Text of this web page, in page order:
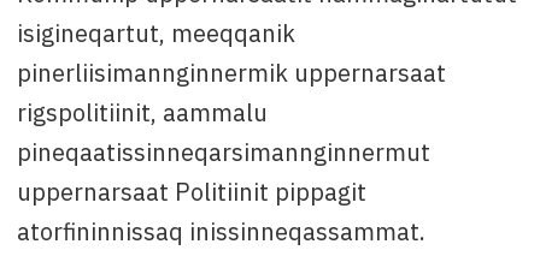
isigineqartut, meeqqanik
pinerliisimannginnermik uppernarsaat
rigspolitiinit, aammalu
pineqaatissinneqarsimannginnermut
uppernarsaat Politiinit pippagit
atorfininnissaq inissinneqassammat.